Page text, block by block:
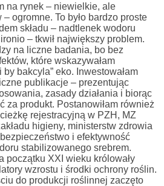
na rynek – niewielkie, ale
ogromne. To było bardzo proste
składu – nadtlenek wodoru
– tkwił największy problem.
na liczne badania, bo bez
które wskazywałam
by bakcyla” eko. Inwestowałam
publikacje – prezentując
zasady działania i biorąc
za produkt. Postanowiłam również
rejestracyjną w PZH, MZ
higieny, ministerstw zdrowia
i efektywność
stabilizowanego srebrem.
początku XXI wieku królowały
wzrostu i środki ochrony roślin.
do produkcji roślinnej zaczęto